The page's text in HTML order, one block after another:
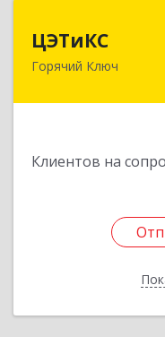
ЦЭТиКС
Горячий Ключ
Клиентов на
353290,